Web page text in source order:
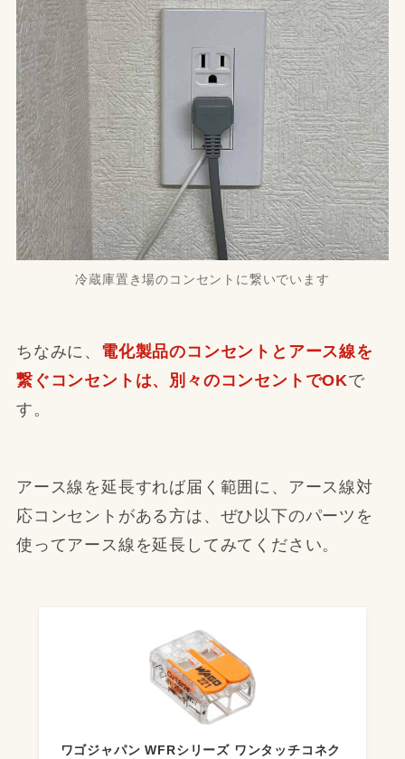
冷蔵庫置き場のコンセントに繋いでいます
ちなみに、 電化製品のコンセントとアース線を
繋ぐコンセントは、別々のコンセントでOKで
す。
アース線を延長すれば届く範囲に、アース線対
応コンセントがある方は、ぜひ以下のパーツを
使ってアース線を延長してみてください。
ワゴジャパン WFRシリーズ ワンタッチコネク